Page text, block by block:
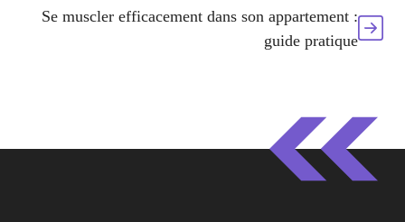
Se muscler efficacement dans son appartement :
guide pratique